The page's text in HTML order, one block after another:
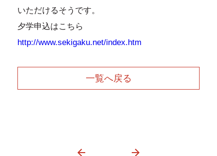
いただけるそうです。
夕学申込はこちら
http://www.sekigaku.net/index.htm
一覧へ戻る